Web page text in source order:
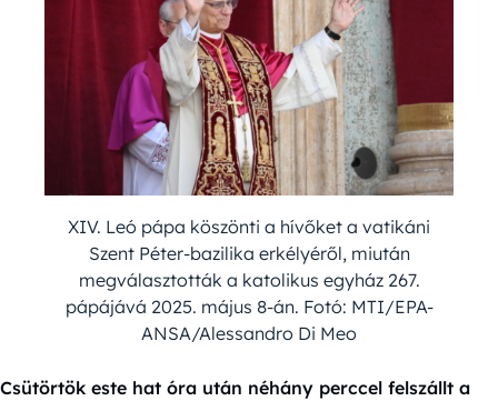
XIV. Leó pápa köszönti a hívőket a vatikáni
Szent Péter-bazilika erkélyéről, miután
megválasztották a katolikus egyház 267.
pápájává 2025. május 8-án. Fotó: MTI/EPA-
ANSA/Alessandro Di Meo
Csütörtök este hat óra után néhány perccel felszállt a